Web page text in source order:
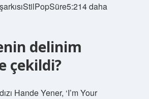
daha
delinim
çekildi?
Hande Yener, ‘I’m Your